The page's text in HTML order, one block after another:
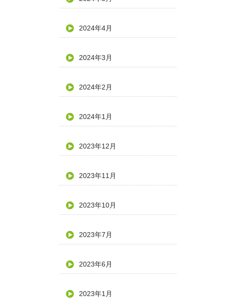
2024年4月
2024年3月
2024年2月
2024年1月
2023年12月
2023年11月
2023年10月
2023年7月
2023年6月
2023年1月